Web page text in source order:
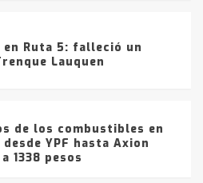
en Ruta 5: falleció un
Lauquen
de los combustibles en
desde YPF hasta Axion
1338 pesos